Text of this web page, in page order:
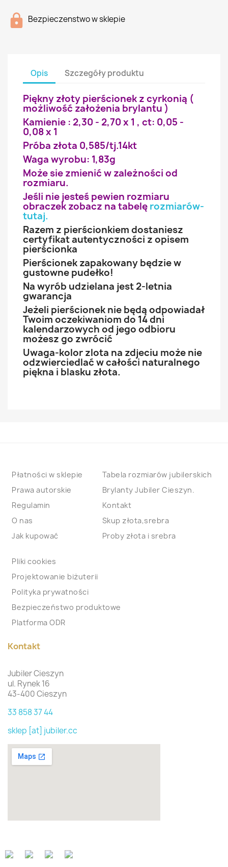
Bezpieczenstwo w sklepie
Opis Szczegóły produktu
Piękny złoty pierścionek z cyrkonią (
możliwość założenia brylantu )
Kamienie : 2,30 - 2,70 x 1 , ct: 0,05 -
0,08 x 1
Próba złota 0,585/tj.14kt
Waga wyrobu: 1,83g
Może sie zmienić w zależności od
rozmiaru.
Jeśli nie jesteś pewien rozmiaru
obraczek zobacz na tabelę rozmiarów-
tutaj.
Razem z pierścionkiem dostaniesz
certyfikat autentyczności z opisem
pierścionka
Pierścionek zapakowany będzie w
gustowne pudełko!
Na wyrób udzielana jest 2-letnia
gwarancja
Jeżeli pierścionek nie będą odpowiadał
Twoim oczekiwaniom do 14 dni
kalendarzowych od jego odbioru
możesz go zwrócić
Uwaga-kolor zlota na zdjeciu może nie
odzwierciedlać w całości naturalnego
piękna i blasku złota.
Płatności w sklepie
Prawa autorskie
Regulamin
O nas
Jak kupować
Tabela rozmiarów jubilerskich
Brylanty Jubiler Cieszyn.
Kontakt
Skup złota,srebra
Proby złota i srebra
Pliki cookies
Projektowanie biżuterii
Polityka prywatności
Bezpieczeństwo produktowe
Platforma ODR
Kontakt
Jubiler Cieszyn
ul. Rynek 16
43-400 Cieszyn
33 858 37 44
sklep [at] jubiler.cc